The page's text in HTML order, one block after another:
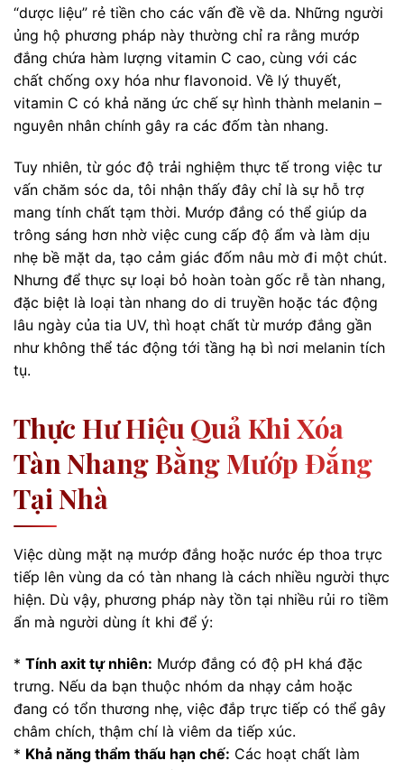
“dược liệu” rẻ tiền cho các vấn đề về da. Những người
ủng hộ phương pháp này thường chỉ ra rằng mướp
đắng chứa hàm lượng vitamin C cao, cùng với các
chất chống oxy hóa như flavonoid. Về lý thuyết,
vitamin C có khả năng ức chế sự hình thành melanin –
nguyên nhân chính gây ra các đốm tàn nhang.
Tuy nhiên, từ góc độ trải nghiệm thực tế trong việc tư
vấn chăm sóc da, tôi nhận thấy đây chỉ là sự hỗ trợ
mang tính chất tạm thời. Mướp đắng có thể giúp da
trông sáng hơn nhờ việc cung cấp độ ẩm và làm dịu
nhẹ bề mặt da, tạo cảm giác đốm nâu mờ đi một chút.
Nhưng để thực sự loại bỏ hoàn toàn gốc rễ tàn nhang,
đặc biệt là loại tàn nhang do di truyền hoặc tác động
lâu ngày của tia UV, thì hoạt chất từ mướp đắng gần
như không thể tác động tới tầng hạ bì nơi melanin tích
tụ.
Thực Hư Hiệu Quả Khi Xóa
Tàn Nhang Bằng Mướp Đắng
Tại Nhà
Việc dùng mặt nạ mướp đắng hoặc nước ép thoa trực
tiếp lên vùng da có tàn nhang là cách nhiều người thực
hiện. Dù vậy, phương pháp này tồn tại nhiều rủi ro tiềm
ẩn mà người dùng ít khi để ý:
* Tính axit tự nhiên: Mướp đắng có độ pH khá đặc
trưng. Nếu da bạn thuộc nhóm da nhạy cảm hoặc
đang có tổn thương nhẹ, việc đắp trực tiếp có thể gây
châm chích, thậm chí là viêm da tiếp xúc.
* Khả năng thẩm thấu hạn chế: Các hoạt chất làm